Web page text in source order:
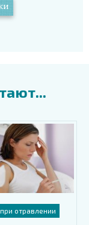
отравлении